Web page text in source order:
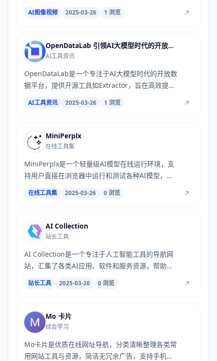
响应...
AI图像视频 2025-03-26 1 浏览
OpenDataLab 引领AI大模型时代的开放数据平台
AI工具资讯
OpenDataLab是一个专注于AI大模型时代的开放数
据平台，提供开源工具如Extractor，旨在高效提取
AI工具资讯 2025-03-26 1 浏览
MiniPerplx
在线工具集
MiniPerplx是一个轻量级AI模型在线运行环境，支
持用户直接在浏览器中运行和测试各种AI模型，无
需...
在线工具集 2025-03-26 0 浏览
AI Collection
站长工具
AI Collection是一个专注于人工智能工具的导航网
站，汇集了各类AI应用、软件和服务资源，帮助用
户...
站长工具 2025-03-26 0 浏览
Mo 卡片
综合学习
Mo卡片是优质在线网址导航，分类清晰整理各类常
用网站工具与资源，简洁无冗余广告，支持手机电